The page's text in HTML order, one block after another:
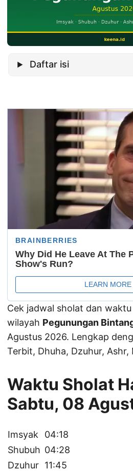
Daftar isi
Cek jadwal sholat dan
wilayah Pegunungan
Agustus 2026. Lengkap
Terbit, Dhuha, Dzuhur, Ashr,
Waktu Sholat
Sabtu, 08
Imsyak
04:18
Shubuh 04:28
Dzuhur 11:45